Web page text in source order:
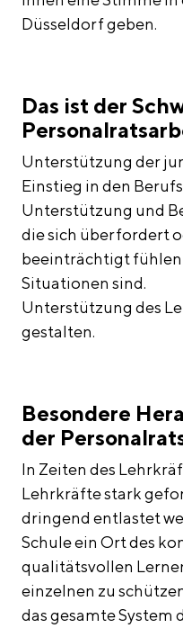
Düsseldorf geben.
Das ist der
Unterstützung der
Einstieg in den
Unterstützung und
die sich überfordert
beeinträchtigt
Situationen sind.
Unterstützung des
gestalten.
Besondere
der
In Zeiten des
Lehrkräfte stark
dringend entlastet
Schule ein Ort des
qualitätsvollen
einzelnen zu
das gesamte System